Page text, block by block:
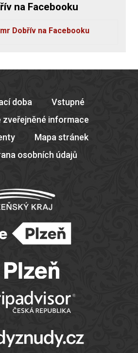
na Facebooku
Dobřív na Facebooku
doba
Vstupné
zveřejněné informace
Mapa stránek
osobních údajů